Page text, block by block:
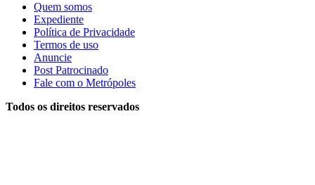
Quem somos
Expediente
Política de Privacidade
Termos de uso
Anuncie
Post Patrocinado
Fale com o Metrópoles
Todos os direitos reservados